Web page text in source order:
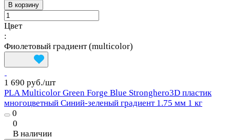
В корзину
Цвет
:
Фиолетовый градиент (multicolor)
1 690 руб./шт
PLA Multicolor Green Forge Blue Stronghero3D пластик
многоцветный Синий-зеленый градиент 1.75 мм 1 кг
0
0
В наличии